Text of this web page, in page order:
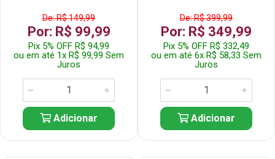
De: R$ 149,99
Por: R$ 99,99
Pix 5% OFF R$ 94,99
ou em até 1x R$ 99,99 Sem
Juros
Adicionar
De: R$ 399,99
Por: R$ 349,99
Pix 5% OFF R$ 332,49
ou em até 6x R$ 58,33 Sem
Juros
Adicionar